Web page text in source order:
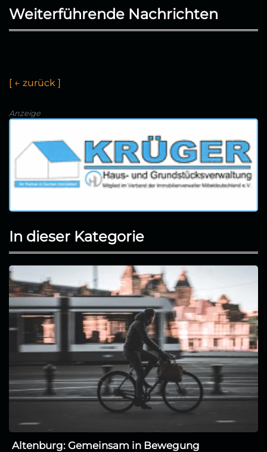
Weiterführende Nachrichten
[ ← zurück ]
Anzeige
In dieser Kategorie
Altenburg: Gemeinsam in Bewegung